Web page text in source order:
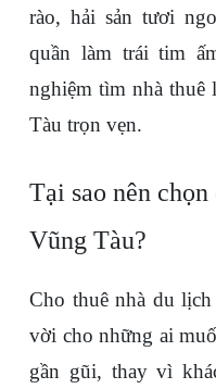
rào, hải sản tươi
quần làm trái tim
nghiệm tìm nhà
Tàu trọn vẹn.
Tại sao nên
Vũng Tàu?
Cho thuê nhà du
vời cho những ai
gần gũi, thay vì